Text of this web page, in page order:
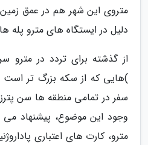
متروی این شهر هم در عمق
دلیل در ایستگاه های مترو پله
از گذشته برای تردد در مترو
)هایی که از سکه بزرگ تر است
وجود این موضوع، پیشنهاد می
مترو، کارت های اعتباری